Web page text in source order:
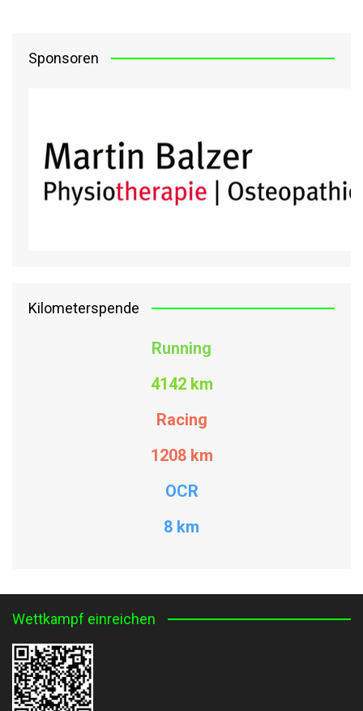
Sponsoren
Kilometerspende
Running
4142 km
Racing
1208 km
OCR
8 km
Wettkampf einreichen